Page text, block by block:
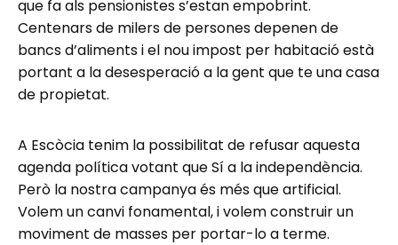
que fa als pensionistes s’estan empobrint.
Centenars de milers de persones depenen de
bancs d’aliments i el nou impost per habitació està
portant a la desesperació a la gent que te una casa
de propietat.
A Escòcia tenim la possibilitat de refusar aquesta
agenda política votant que Sí a la independència.
Però la nostra campanya és més que artificial.
Volem un canvi fonamental, i volem construir un
moviment de masses per portar-lo a terme.